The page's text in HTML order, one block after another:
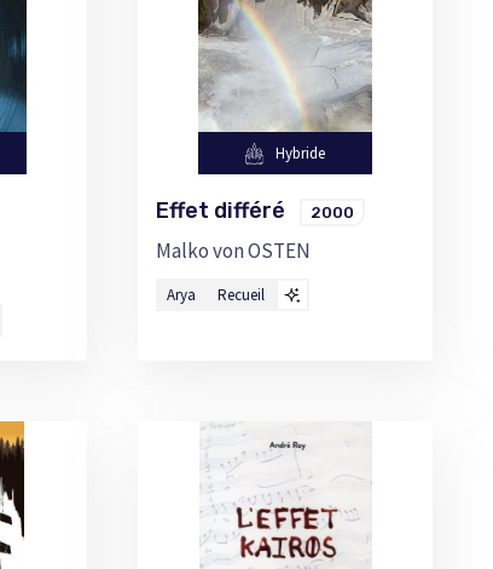
Hybride
Effet différé 2000
Malko von OSTEN
Arya Recueil